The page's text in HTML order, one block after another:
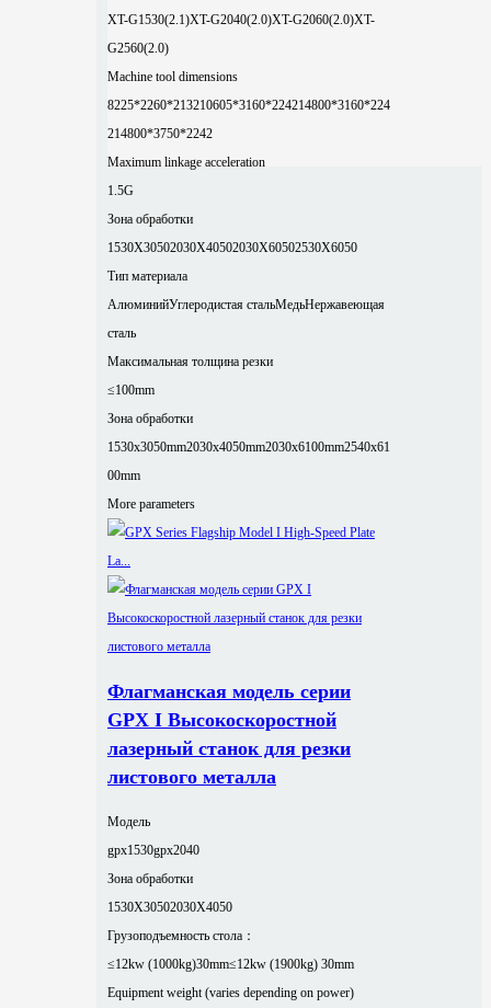
XT-G1530(2.1)XT-G2040(2.0)XT-G2060(2.0)XT-
G2560(2.0)
Machine tool dimensions
8225*2260*213210605*3160*224214800*3160*224
214800*3750*2242
Maximum linkage acceleration
1.5G
Зона обработки
1530X30502030X40502030X60502530X6050
Тип материала
АлюминийУглеродистая стальМедьНержавеющая
сталь
Максимальная толщина резки
≤100mm
Зона обработки
1530x3050mm2030x4050mm2030x6100mm2540x61
00mm
More parameters
Флагманская модель серии
GPX I Высокоскоростной
лазерный станок для резки
листового металла
Модель
gpx1530gpx2040
Зона обработки
1530X30502030X4050
Грузоподъемность стола：
≤12kw (1000kg)30mm≤12kw (1900kg) 30mm
Equipment weight (varies depending on power)